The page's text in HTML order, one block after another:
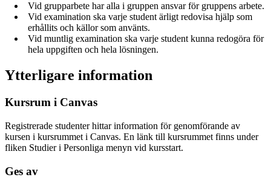
Vid grupparbete har alla i gruppen ansvar för gruppens arbete.
Vid examination ska varje student ärligt redovisa hjälp som
erhållits och källor som använts.
Vid muntlig examination ska varje student kunna redogöra för
hela uppgiften och hela lösningen.
Ytterligare information
Kursrum i Canvas
Registrerade studenter hittar information för genomförande av
kursen i kursrummet i Canvas. En länk till kursrummet finns under
fliken Studier i Personliga menyn vid kursstart.
Ges av